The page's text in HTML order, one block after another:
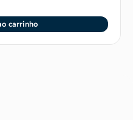
carrinho